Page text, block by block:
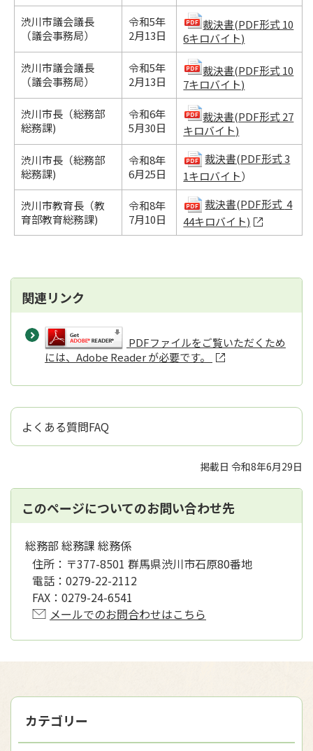
渋川市議会議長
（議会事務局）
令和5年
2月13日
裁決書(PDF形式 10
6キロバイト)
渋川市議会議長
（議会事務局）
令和5年
2月13日
裁決書(PDF形式 10
7キロバイト)
渋川市長（総務部
総務課)
令和6年
5月30日
裁決書(PDF形式 27
キロバイト)
渋川市長（総務部
総務課)
令和8年
6月25日
裁決書(PDF形式 3
1キロバイト）
渋川市教育長（教
育部教育総務課)
令和8年
7月10日
裁決書(PDF形式 4
44キロバイト)
関連リンク
PDFファイルをご覧いただくため
には、Adobe Reader が必要です。
よくある質問FAQ
掲載日 令和8年6月29日
このページについてのお問い合わせ先
総務部 総務課 総務係
住所： 〒377-8501 群馬県渋川市石原80番地
電話： 0279-22-2112
FAX： 0279-24-6541
メールでのお問合わせはこちら
カテゴリー